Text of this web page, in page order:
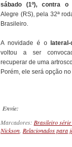
sábado (1º), contra o
Alegre (RS), pela 32ª
Brasileiro.
A novidade é o
voltou a ser
recuperar de uma
Porém, ele será opção
Envie:
Marcadores: Brasileiro
Nickson Relacionados para